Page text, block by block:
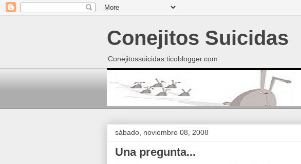
Conejitos Suicidas
Conejitossuicidas.ticoblogger.com
sábado, noviembre 08, 2008
Una pregunta...